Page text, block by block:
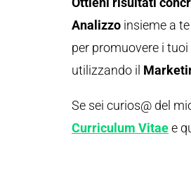
Analizzo insieme a
per promuovere i
utilizzando il
Se sei curios@ del
Curriculum Vitaee